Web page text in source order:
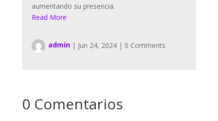
aumentando su presencia.
Read More
admin| Jun 24, 2024| 0 Comments
0 Comentarios